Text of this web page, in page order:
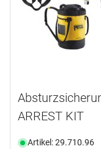
ARREST KIT
Artikel: 29.710.96